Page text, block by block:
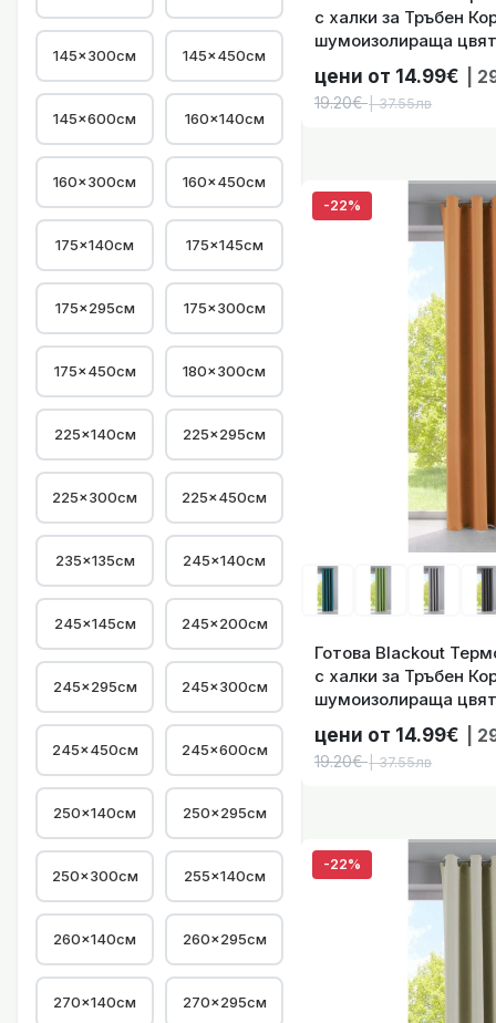
145×300см 145×450см
145×600см 160×140см
160×300см 160×450см
175×140см 175×145см
175×295см 175×300см
175×450см 180×300см
225×140см 225×295см
225×300см 225×450см
235×135см 245×140см
245×145см 245×200см
245×295см 245×300см
245×450см 245×600см
250×140см 250×295см
250x300см 255×140см
260×140см 260×295см
270×140см 270×295см
с халки за Тръбен
шумоизолираща
код- 201920600-059
цени от 14.99€ |
19.20€ | 37.55лв
-22%
Готова Blackout
с халки за Тръбен
шумоизолираща
Размера, код-
цени от 14.99€ |
19.20€ | 37.55лв
-22%
Готова Blackout
Готова Blackout
Готова Blackout
Готова Blackout